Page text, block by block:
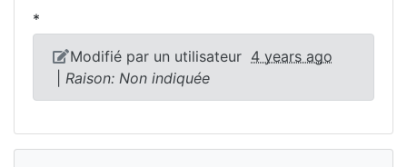
*
Modifié par un utilisateur 4 years ago
Raison: Non indiquée